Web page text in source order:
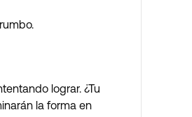
lograr. ¿Tu
la forma en